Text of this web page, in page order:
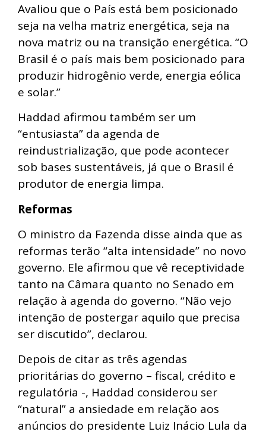
Avaliou que o País está bem posicionado
seja na velha matriz energética, seja na
nova matriz ou na transição energética. “O
Brasil é o país mais bem posicionado para
produzir hidrogênio verde, energia eólica
e solar.”
Haddad afirmou também ser um
“entusiasta” da agenda de
reindustrialização, que pode acontecer
sob bases sustentáveis, já que o Brasil é
produtor de energia limpa.
Reformas
O ministro da Fazenda disse ainda que as
reformas terão “alta intensidade” no novo
governo. Ele afirmou que vê receptividade
tanto na Câmara quanto no Senado em
relação à agenda do governo. “Não vejo
intenção de postergar aquilo que precisa
ser discutido”, declarou.
Depois de citar as três agendas
prioritárias do governo – fiscal, crédito e
regulatória -, Haddad considerou ser
“natural” a ansiedade em relação aos
anúncios do presidente Luiz Inácio Lula da